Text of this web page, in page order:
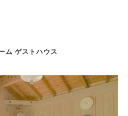
ム ゲストハウス